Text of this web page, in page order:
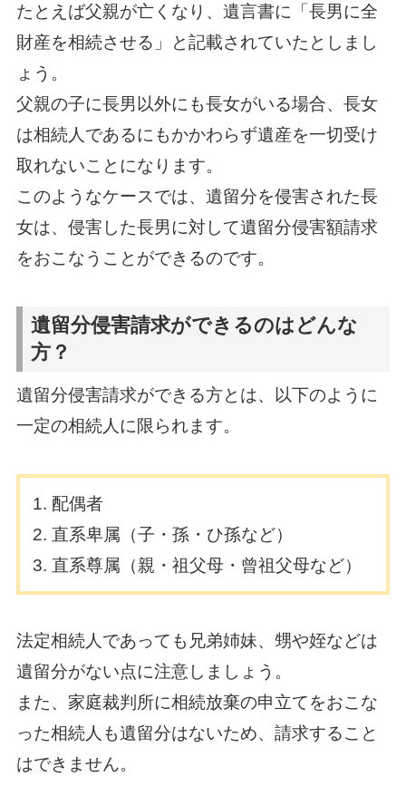
たとえば父親が亡くなり、遺言書に「長男に全
財産を相続させる」と記載されていたとしまし
ょう。
父親の子に長男以外にも長女がいる場合、長女
は相続人であるにもかかわらず遺産を一切受け
取れないことになります。
このようなケースでは、遺留分を侵害された長
女は、侵害した長男に対して遺留分侵害額請求
をおこなうことができるのです。
遺留分侵害請求ができるのはどんな
方？
遺留分侵害請求ができる方とは、以下のように
一定の相続人に限られます。
配偶者
直系卑属（子・孫・ひ孫など）
直系尊属（親・祖父母・曾祖父母など）
法定相続人であっても兄弟姉妹、甥や姪などは
遺留分がない点に注意しましょう。
また、家庭裁判所に相続放棄の申立てをおこな
った相続人も遺留分はないため、請求すること
はできません。